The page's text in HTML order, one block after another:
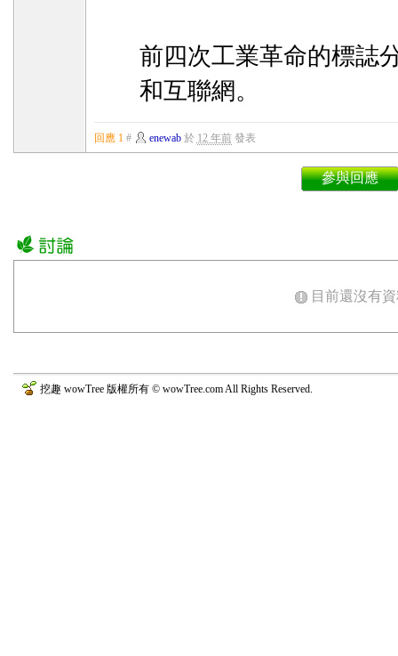
前四次工業革命的標誌
和互聯網。
回應 1 # enewab於 12 年前發表
參與回應
目前還沒有
挖趣 wowTree 版權所有 © wowTree.com All Rights Reserved.